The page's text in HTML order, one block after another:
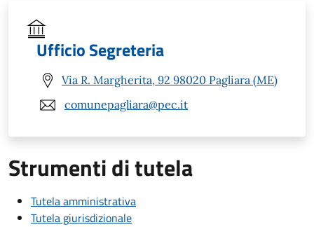
Ufficio Segreteria
Via R. Margherita, 92 98020 Pagliara (ME)
comunepagliara@pec.it
Strumenti di tutela
Tutela amministrativa
Tutela giurisdizionale